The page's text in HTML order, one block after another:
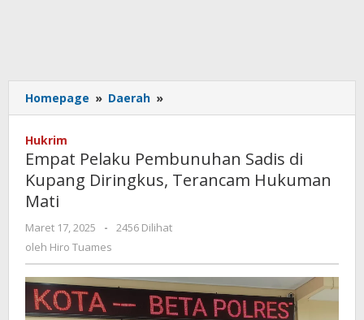
Homepage » Daerah »
Pelaku
di
Kupang
Hukuman
Hukrim
Empat Pelaku Pembunuhan Sadis di
Kupang Diringkus, Terancam Hukuman
Mati
Maret 17, 2025
oleh
-
2456 Dilihat
oleh Hiro Tuames